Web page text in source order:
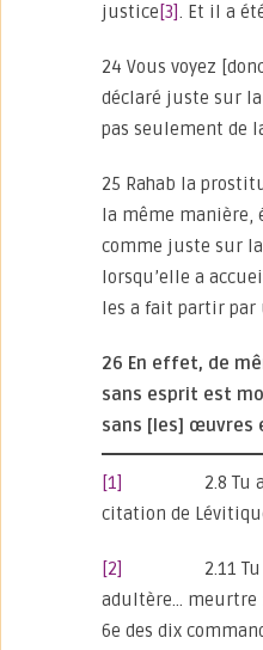
justice [3]. Et il a
24 Vous voyez
déclaré juste sur la
pas seulement de
25 Rahab la
la même manière,
comme juste sur la
lorsqu’elle a
les a fait partir par
26 En effet, de
sans esprit est
sans [les] œuvres
[1]
2.8 Tu
citation de
[2]
2.11 Tu ne
adultère… meurtre
6e des dix